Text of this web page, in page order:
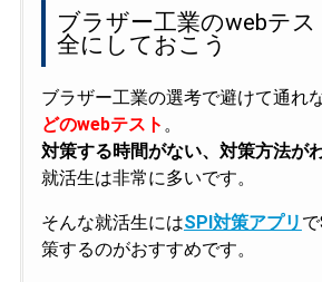
ブラザー工業のwebテ
全にしておこう
ブラザー工業の選考で避けて通れ
どのwebテスト 。
対策する時間がない、対策方法が
就活生は非常に多いです。
そんな就活生にはSPI対策アプリ
策するのがおすすめです。